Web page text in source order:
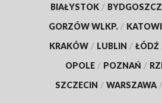
BIAŁYSTOK / BYDGOSZCZ
GORZÓW WLKP. /
KRAKÓW / LUBLIN / ŁÓDŹ
OPOLE / POZNAŃ /
SZCZECIN / WARSZAWA /